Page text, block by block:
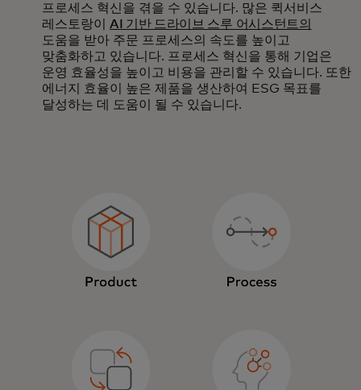
프로세스 혁신을 겪을 수 있습니다. 많은 퀵서비스
레스토랑이 AI 기반 드라이브 스루 어시스턴트의
도움을 받아 주문 프로세스의 속도를 높이고
맞춤화하고 있습니다. 프로세스 혁신을 통해 기업은
운영 효율성을 높이고 비용을 관리할 수 있습니다. 또한
에너지 효율이 높은 제품을 생산하여 ESG 목표를
달성하는 데 도움이 될 수 있습니다.